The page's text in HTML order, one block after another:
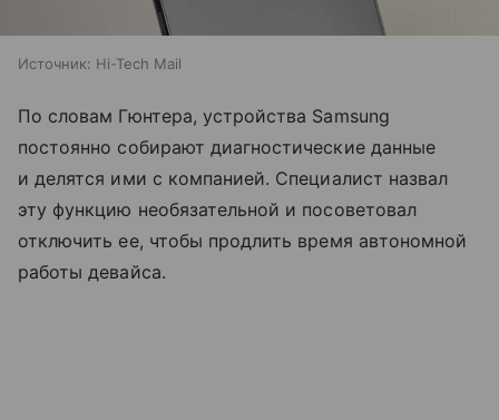
Источник: Hi-Tech Mail
По словам Гюнтера, устройства Samsung
постоянно собирают диагностические данные
и делятся ими с компанией. Специалист назвал
эту функцию необязательной и посоветовал
отключить ее, чтобы продлить время автономной
работы девайса.